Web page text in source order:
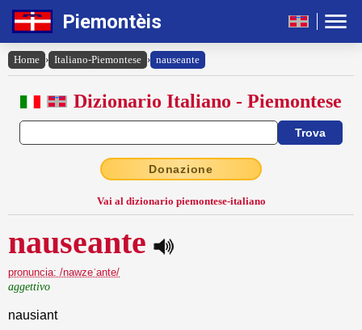
Piemontèis
Home › Italiano-Piemontese › nauseante
Dizionario Italiano - Piemontese
Donazione
Vai al dizionario piemontese-italiano
nauseante
pronuncia: /nawzeˈante/
aggettivo
nausiant